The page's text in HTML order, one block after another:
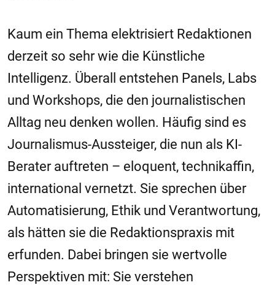
Kaum ein Thema elektrisiert Redaktionen
derzeit so sehr wie die Künstliche
Intelligenz. Überall entstehen Panels, Labs
und Workshops, die den journalistischen
Alltag neu denken wollen. Häufig sind es
Journalismus-Aussteiger, die nun als KI-
Berater auftreten – eloquent, technikaffin,
international vernetzt. Sie sprechen über
Automatisierung, Ethik und Verantwortung,
als hätten sie die Redaktionspraxis mit
erfunden. Dabei bringen sie wertvolle
Perspektiven mit: Sie verstehen